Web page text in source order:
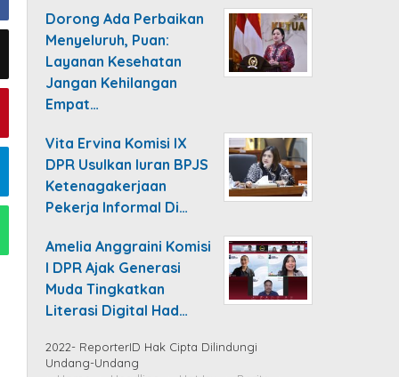
Dorong Ada Perbaikan
Menyeluruh, Puan:
Layanan Kesehatan
Jangan Kehilangan
Empat…
Vita Ervina Komisi IX
DPR Usulkan Iuran BPJS
Ketenagakerjaan
Pekerja Informal Di…
Amelia Anggraini Komisi
I DPR Ajak Generasi
Muda Tingkatkan
Literasi Digital Had…
2022- ReporterID Hak Cipta Dilindungi
Undang-Undang